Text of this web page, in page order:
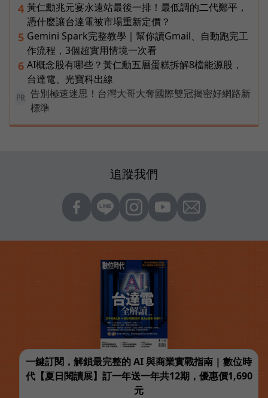
4 黃仁勳兆元宴永遠站最後一排！最低調的二代鄭平，
憑什麼讓台達電被市場重新定價？
5 Gemini Spark完整教學｜幫你讀Gmail、自動跑完工
作流程，3個超實用情境一次看
6 AI概念股有哪些？黃仁勳五層蛋糕拆解8檔能源股，
台達電、光寶科出線
PR
告別極速迷思！台灣大哥大奪國際雙冠揭密好網路新
標準
追蹤我們
一鍵訂閱，解鎖最完整的 AI 與商業實戰指南 | 數位時
代【夏日閱讀展】訂一年送一年共12期，優惠價1,690
元